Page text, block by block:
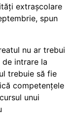
extrașcolare
spun
nu ar trebui
intrare la
trebuie să fie
competențele
unui